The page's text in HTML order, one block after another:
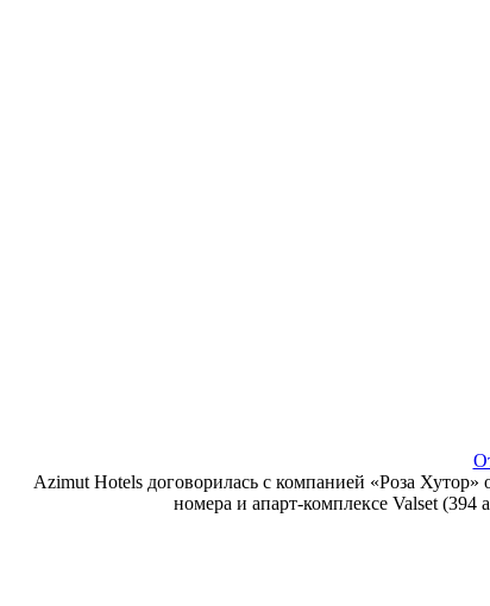
Azimut Hotels договорилась с компанией «Роза
номера и апарт-комплексе Valset (394